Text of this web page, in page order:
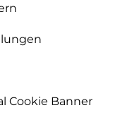
Cookie Banner